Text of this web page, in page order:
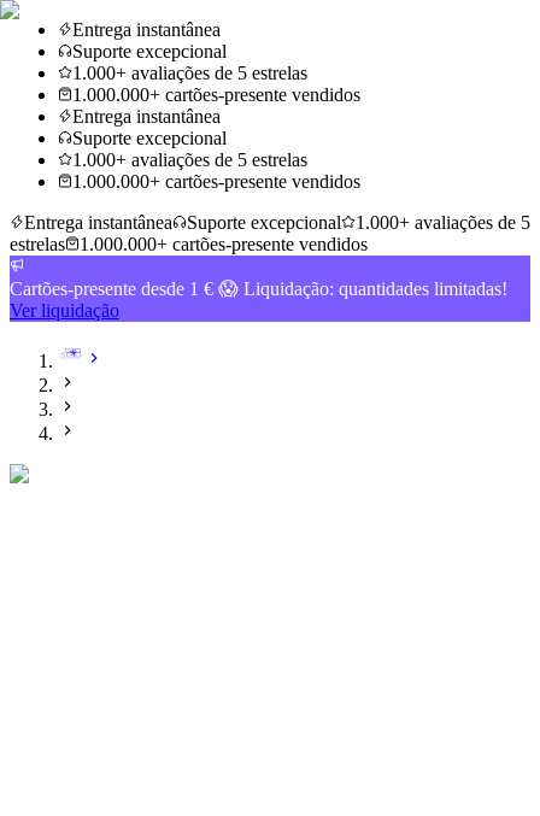
Entrega instantânea
Suporte excepcional
1.000+ avaliações de 5 estrelas
1.000.000+ cartões-presente vendidos
Entrega instantânea
Suporte excepcional
1.000+ avaliações de 5 estrelas
1.000.000+ cartões-presente vendidos
Entrega instantânea
Suporte excepcional
1.000+ avaliações de 5
estrelas
1.000.000+ cartões-presente vendidos
Cartões-presente desde 1 € 😱 Liquidação: quantidades limitadas!
Ver liquidação